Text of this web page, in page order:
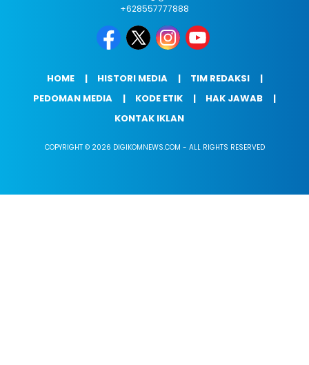
+628557777888
HOME HISTORI MEDIA
TIM REDAKSI
PEDOMAN MEDIA
KODE ETIK
HAK JAWAB
KONTAK IKLAN
COPYRIGHT © 2026 DIGIKOMNEWS.COM - ALL RIGHTS RESERVED